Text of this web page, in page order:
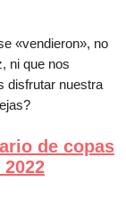
«vendieron», no
ni que nos
disfrutar nuestra
de copas